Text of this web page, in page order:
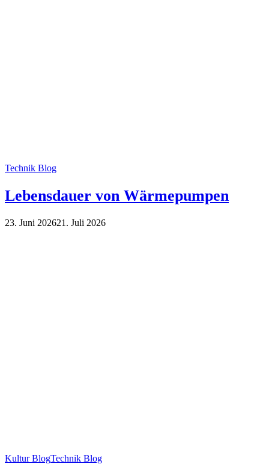
Technik Blog
Lebensdauer von Wärmepumpen
23. Juni 202621. Juli 2026
Kultur BlogTechnik Blog